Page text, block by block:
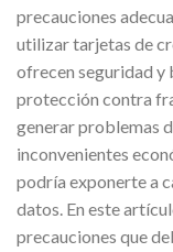
precauciones
utilizar tarjetas de
ofrecen seguridad y
protección contra
generar problemas
inconvenientes
podría exponerte a
datos. En este
precauciones que